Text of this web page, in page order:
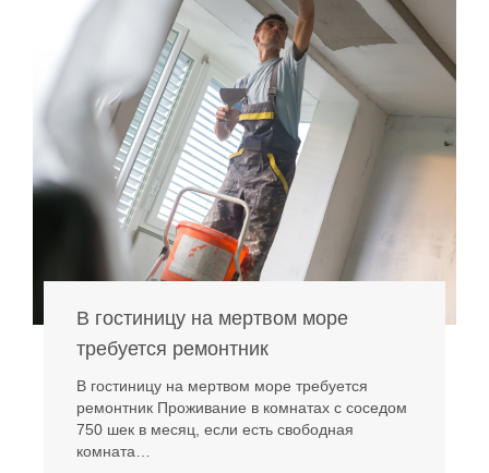
В гостиницу на мертвом море
требуется ремонтник
В гостиницу на мертвом море требуется
ремонтник Проживание в комнатах с соседом
750 шек в месяц, если есть свободная
комната…